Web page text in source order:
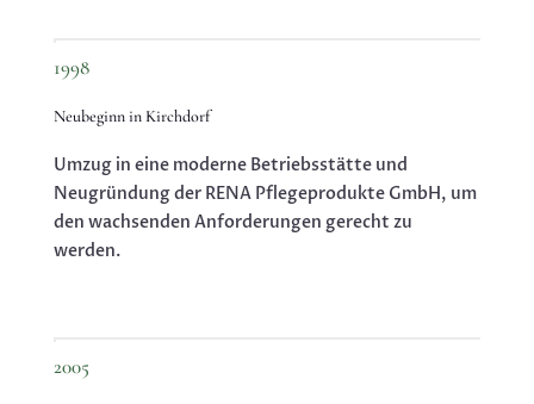
1998
Neubeginn in Kirchdorf
Umzug in eine moderne Betriebsstätte und
Neugründung der RENA Pflegeprodukte GmbH, um
den wachsenden Anforderungen gerecht zu
werden.
2005